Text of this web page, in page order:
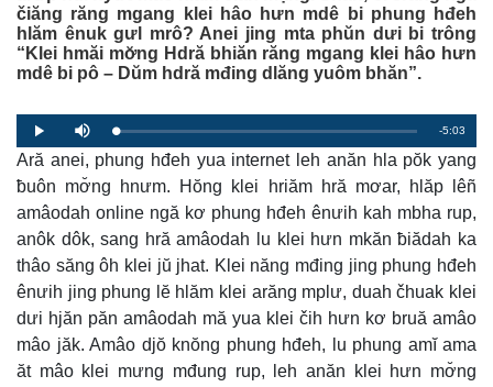
čiăng răng mgang klei hâo hưn mdê bi phung hđeh
hlăm ênuk gưl mrô? Anei jing mta phŭn dưi bi trông
“Klei hmăi mơ̆ng Hdră bhiăn răng mgang klei hâo hưn
mdê bi pô – Dŭm hdră mđing dlăng yuôm bhăn”.
P
l
a
y
M
u
t
e
L
o
a
d
e
d
0
%
P
r
o
g
0
%
R
e
m
a
i
n
i
-5:03
Ară anei, phung hđeh yua internet leh anăn hla pŏk yang
ƀuôn mơ̆ng hnưm. Hŏng klei hriăm hră mơar, hlăp lêñ
amâodah online ngă kơ phung hđeh ênưih kah mbha rup,
anôk dôk, sang hră amâodah lu klei hưn mkăn ƀiădah ka
thâo săng ôh klei jŭ jhat. Klei năng mđing jing phung hđeh
ênưih jing phung lĕ hlăm klei arăng mplư, duah čhuak klei
dưi hjăn păn amâodah mă yua klei čih hưn kơ bruă amâo
mâo jăk. Amâo djŏ knŏng phung hđeh, lu phung amĭ ama
ăt mâo klei mưng mđung rup, leh anăn klei hưn mơ̆ng